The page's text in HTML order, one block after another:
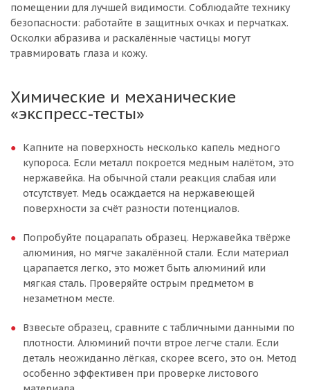
помещении для лучшей видимости. Соблюдайте технику
безопасности: работайте в защитных очках и перчатках.
Осколки абразива и раскалённые частицы могут
травмировать глаза и кожу.
Химические и механические
«экспресс-тесты»
Капните на поверхность несколько капель медного
купороса. Если металл покроется медным налётом, это
нержавейка. На обычной стали реакция слабая или
отсутствует. Медь осаждается на нержавеющей
поверхности за счёт разности потенциалов.
Попробуйте поцарапать образец. Нержавейка твёрже
алюминия, но мягче закалённой стали. Если материал
царапается легко, это может быть алюминий или
мягкая сталь. Проверяйте острым предметом в
незаметном месте.
Взвесьте образец, сравните с табличными данными по
плотности. Алюминий почти втрое легче стали. Если
деталь неожиданно лёгкая, скорее всего, это он. Метод
особенно эффективен при проверке листового